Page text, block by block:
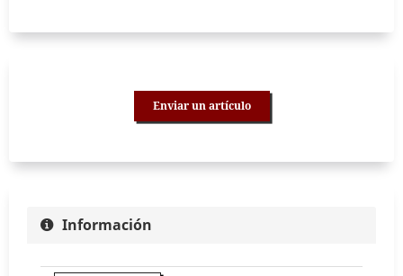
Enviar un artículo
Información